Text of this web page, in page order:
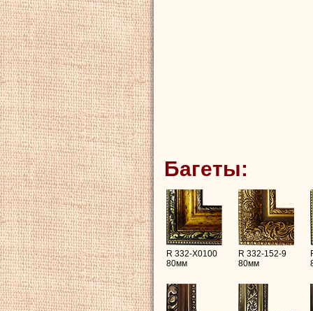
Багеты:
R 332-X0100
80мм
R 332-152-9
80мм